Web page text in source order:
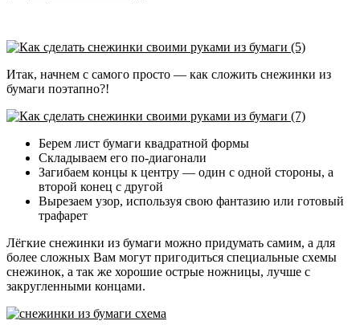
Итак, начнем с самого просто — как сложить снежинки из
бумаги поэтапно?!
Берем лист бумаги квадратной формы
Складываем его по-диагонали
Загибаем концы к центру — один с одной стороны, а
второй конец с другой
Вырезаем узор, используя свою фантазию или готовый
трафарет
Лёгкие снежинки из бумаги можно придумать самим, а для
более сложных Вам могут пригодиться специальные схемы
снежинок, а так же хорошие острые ножницы, лучше с
закругленными концами.